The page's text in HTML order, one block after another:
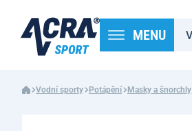
MENU
Vodní sporty Potápění Masky a šnorchly